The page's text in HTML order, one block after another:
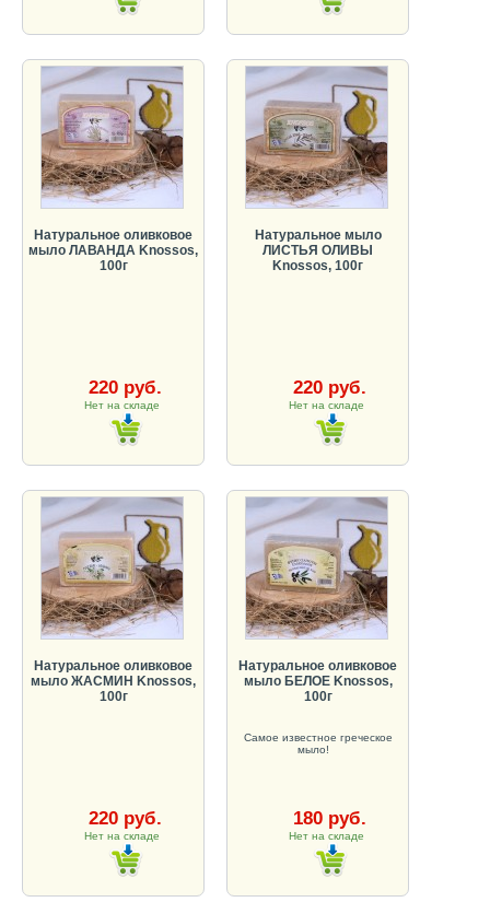
Натуральное оливковое
мыло ЛАВАНДА Knossos,
100г
220 руб.
Нет на складе
Натуральное мыло
ЛИСТЬЯ ОЛИВЫ
Knossos, 100г
220 руб.
Нет на складе
Натуральное оливковое
мыло ЖАСМИН Knossos,
100г
220 руб.
Нет на складе
Натуральное оливковое
мыло БЕЛОЕ Knossos,
100г
Самое известное греческое
мыло!
180 руб.
Нет на складе